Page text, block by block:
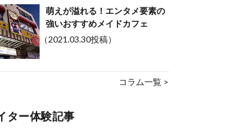
萌えが溢れる！エンタメ要素の
強いおすすめメイドカフェ
（2021.03.30投稿）
コラム一覧 >
ター体験記事